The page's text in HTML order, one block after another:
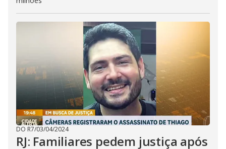
DO R7/03/04/2024
RJ: Familiares pedem justiça após